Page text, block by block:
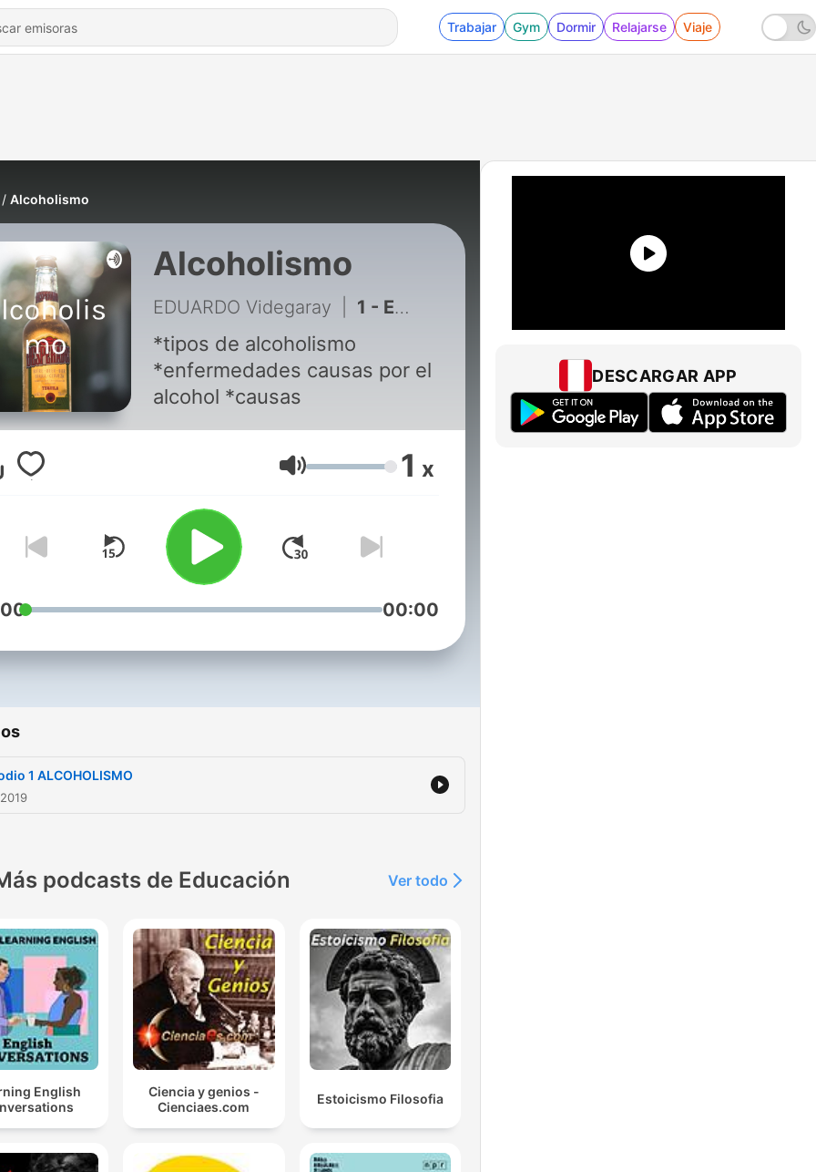
Trabajar Gym Dormir Relajarse Viaje
Alcoholismo
Alcoholismo
EDUARDO Videgaray 1 - Episodio 1 ALCOHOLISMO
*tipos de alcoholismo
*enfermedades causas por el
alcohol *causas
Volumen 1 x
00:00
1 ALCOHOLISMO
podcasts de Educación Ver todo
English
Ciencia y genios -
Cienciaes.com
Estoicismo Filosofia
DESCARGAR APP